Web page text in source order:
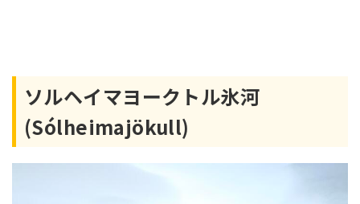
ソルヘイマヨークトル氷河
(Sólheimajökull)